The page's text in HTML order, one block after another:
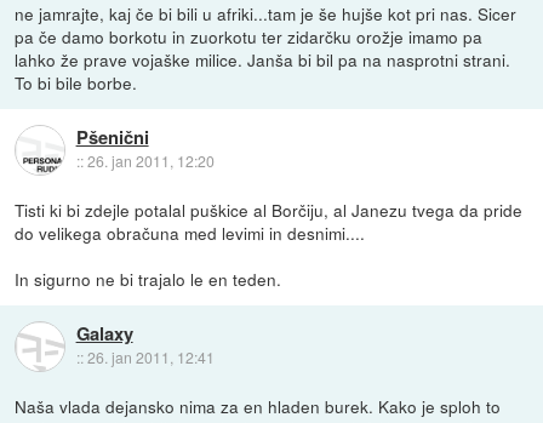
ne jamrajte, kaj če bi bili u afriki...tam je še hujše kot pri nas. Sicer
pa če damo borkotu in zuorkotu ter zidarčku orožje imamo pa
lahko že prave vojaške milice. Janša bi bil pa na nasprotni strani.
To bi bile borbe.
Pšenični
::26. jan 2011, 12:20
Tisti ki bi zdejle potalal puškice al Borčiju, al Janezu tvega da pride
do velikega obračuna med levimi in desnimi....
In sigurno ne bi trajalo le en teden.
Galaxy
::26. jan 2011, 12:41
Naša vlada dejansko nima za en hladen burek. Kako je sploh to